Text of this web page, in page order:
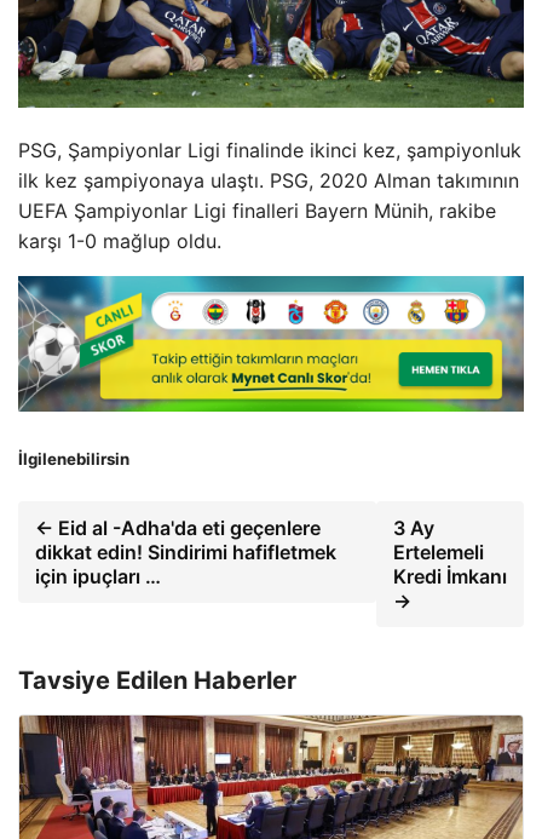
PSG, Şampiyonlar Ligi finalinde ikinci kez, şampiyonluk
ilk kez şampiyonaya ulaştı. PSG, 2020 Alman takımının
UEFA Şampiyonlar Ligi finalleri Bayern Münih, rakibe
karşı 1-0 mağlup oldu.
İlgilenebilirsin
← Eid al -Adha'da eti geçenlere
dikkat edin! Sindirimi hafifletmek
için ipuçları …
3 Ay
Ertelemeli
Kredi İmkanı
→
Tavsiye Edilen Haberler